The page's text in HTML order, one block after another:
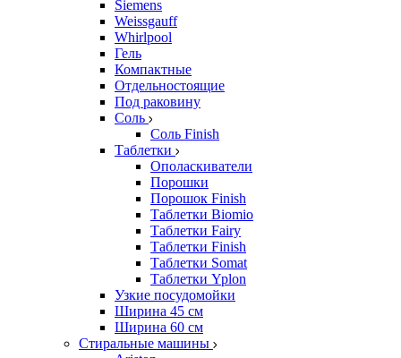
Siemens
Weissgauff
Whirlpool
Гель
Компактные
Отдельностоящие
Под раковину
Соль
Соль Finish
Таблетки
Ополаскиватели
Порошки
Порошок Finish
Таблетки Biomio
Таблетки Fairy
Таблетки Finish
Таблетки Somat
Таблетки Yplon
Узкие посудомойки
Ширина 45 см
Ширина 60 см
Стиральные машины